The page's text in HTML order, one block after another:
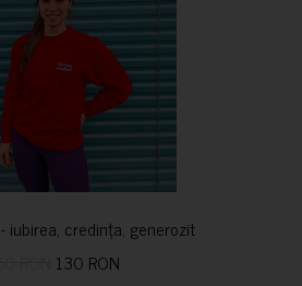
iubirea, credința, generozitatea vindecă
130 RON
CUMPARA